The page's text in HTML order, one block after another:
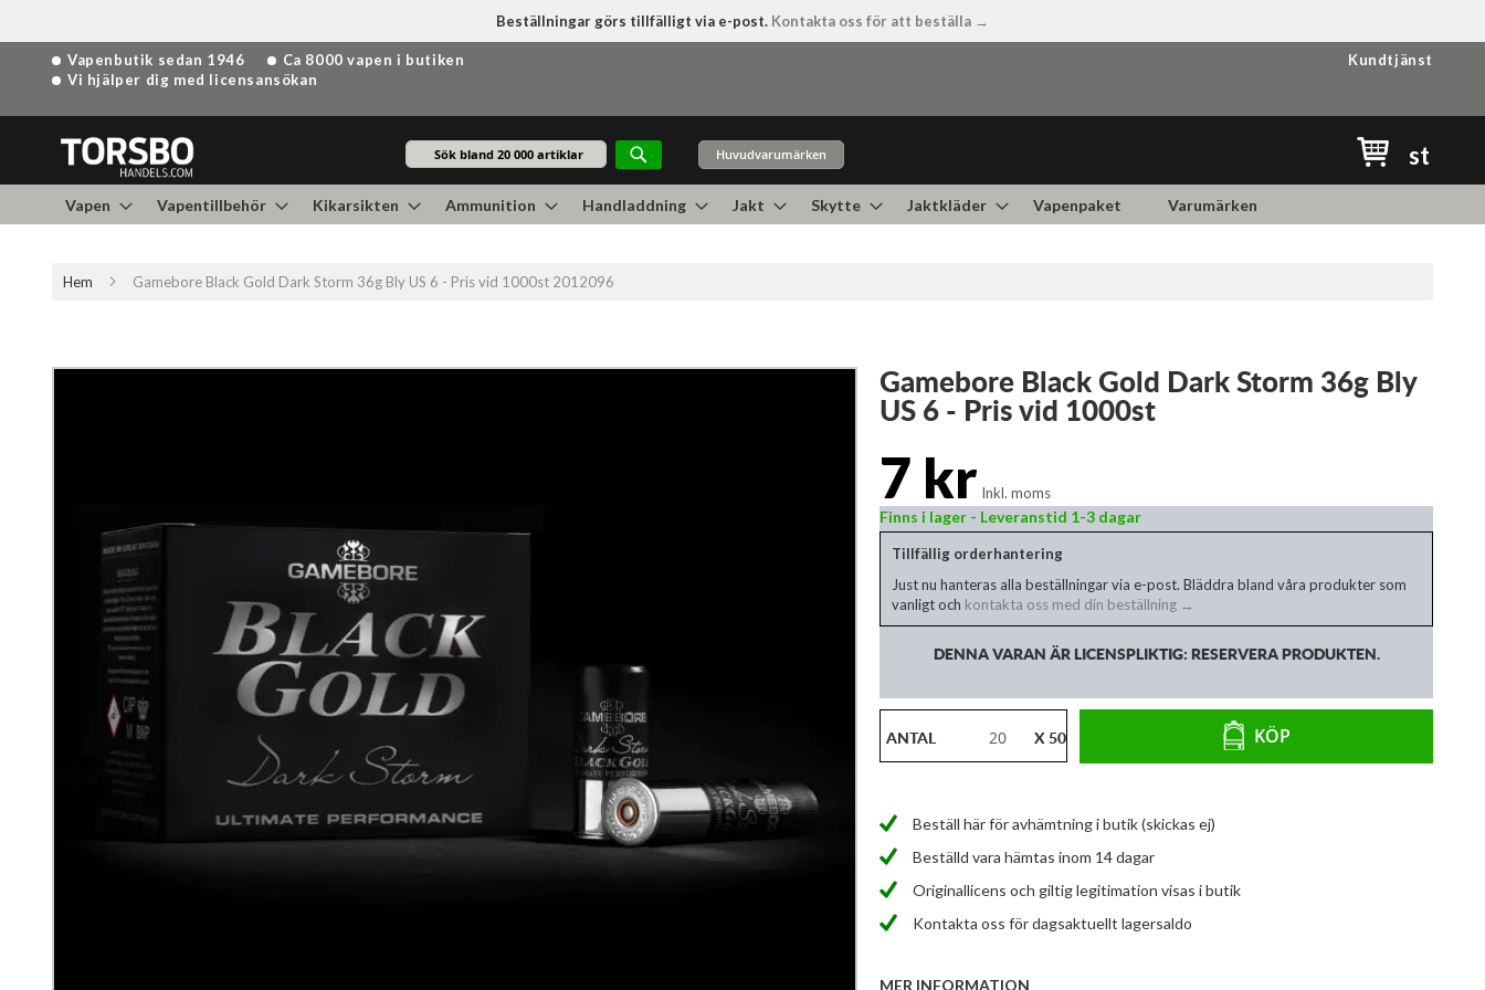
Beställningar görs tillfälligt via e-post. Kontakta oss för att beställa →
Hoppa
till
Vapenbutik sedan 1946
Ca 8000 vapen i butiken
Vi hjälper dig med licensansökan
Kundtjänst
Sök
Huvudvarumärken st
Vapen Vapentillbehör Kikarsikten Ammunition Handladdning Jakt Skytte Jaktkläder Vapenpaket Varumärken
Hem Gamebore Black Gold Dark Storm 36g Bly US 6 - Pris vid 1000st 2012096
Gamebore Black Gold Dark Storm 36g Bly
US 6 - Pris vid 1000st
7 kr Inkl. moms
Finns i lager - Leveranstid 1-3 dagar
Tillfällig orderhantering
Just nu hanteras alla beställningar via e-post. Bläddra bland våra produkter som
vanligt och kontakta oss med din beställning →
DENNA VARAN ÄR LICENSPLIKTIG: RESERVERA PRODUKTEN.
ANTAL X 50 KÖP
Beställ här för avhämtning i butik (skickas ej)
Beställd vara hämtas inom 14 dagar
Originallicens och giltig legitimation visas i butik
Kontakta oss för dagsaktuellt lagersaldo
MER INFORMATION